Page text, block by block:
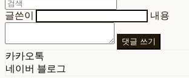
글쓴이 내용
댓글 쓰기
카카오톡
네이버 블로그